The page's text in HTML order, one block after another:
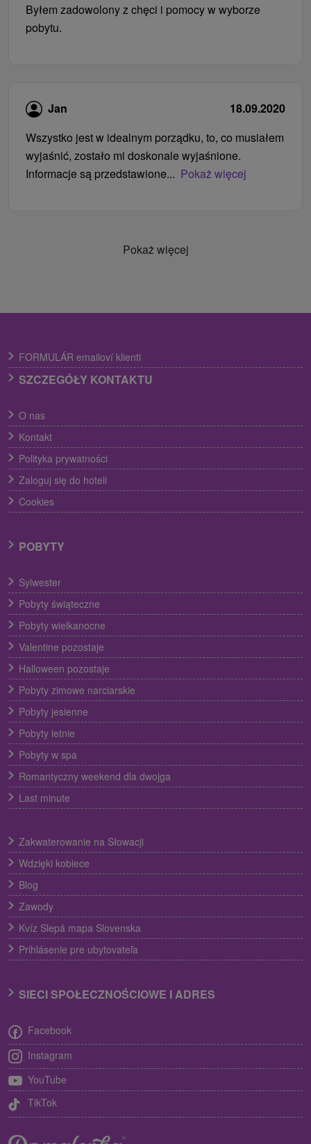
Byłem zadowolony z chęci i pomocy w wyborze
pobytu.
Jan
18.09.2020
Wszystko jest w idealnym porządku, to, co musiałem
wyjaśnić, zostało mi doskonale wyjaśnione.
Informacje są przedstawione... Pokaż więcej
Pokaż więcej
FORMULÁR emailoví klienti
SZCZEGÓŁY KONTAKTU
O nas
Kontakt
Polityka prywatności
Zaloguj się do hoteli
Cookies
POBYTY
Sylwester
Pobyty świąteczne
Pobyty wielkanocne
Valentine pozostaje
Halloween pozostaje
Pobyty zimowe narciarskie
Pobyty jesienne
Pobyty letnie
Pobyty w spa
Romantyczny weekend dla dwojga
Last minute
Zakwaterowanie na Słowacji
Wdzięki kobiece
Blog
Zawody
Kvíz Slepá mapa Slovenska
Prihlásenie pre ubytovateľa
SIECI SPOŁECZNOŚCIOWE I ADRES
Facebook
Instagram
YouTube
TikTok